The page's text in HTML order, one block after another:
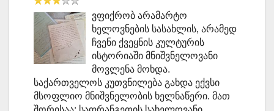
ვფიქრობ არამარტო
ხელოვნების სასახლის, არამედ
ჩვენი ქვეყნის კულტურის
ისტორიაში მნიშვნელოვანი
მოვლენა მოხდა.
საქართველოს კუთვნილება გახდა ექვსი
მსოფლიო მნიშვნელობის ხელნაწერი. მათ